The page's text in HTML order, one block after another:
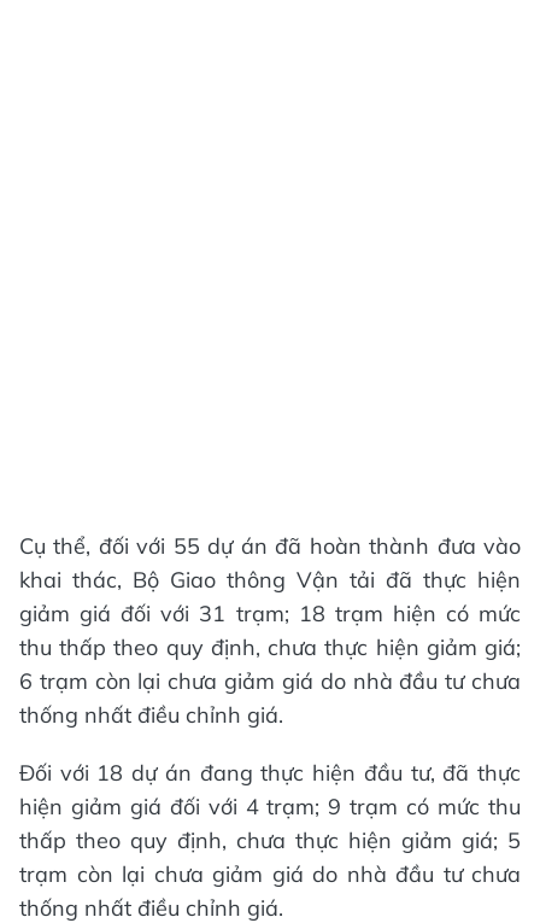
Cụ thể, đối với 55 dự án đã hoàn thành đưa vào
khai thác, Bộ Giao thông Vận tải đã thực hiện
giảm giá đối với 31 trạm; 18 trạm hiện có mức
thu thấp theo quy định, chưa thực hiện giảm giá;
6 trạm còn lại chưa giảm giá do nhà đầu tư chưa
thống nhất điều chỉnh giá.
Đối với 18 dự án đang thực hiện đầu tư, đã thực
hiện giảm giá đối với 4 trạm; 9 trạm có mức thu
thấp theo quy định, chưa thực hiện giảm giá; 5
trạm còn lại chưa giảm giá do nhà đầu tư chưa
thống nhất điều chỉnh giá.